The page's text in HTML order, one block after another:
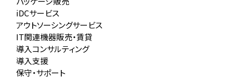
iDCサービス
アウトソーシングサービス
IT関連機器販売・賃貸
導入コンサルティング
導入支援
保守・サポート